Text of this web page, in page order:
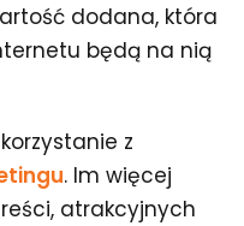
dodana, która
będą na nią
z
. Im więcej
atrakcyjnych